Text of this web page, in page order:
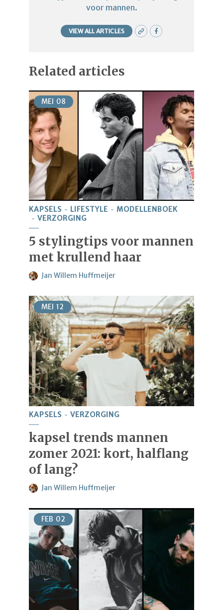
voor mannen.
VIEW ALL ARTICLES
Related articles
MEI 08
KAPSELS LIFESTYLE
MODELLENBOEK
VERZORGING
5 stylingtips voor mannen
met krullend haar
Jan Willem Huffmeijer
MEI 12
KAPSELS VERZORGING
kapsel trends mannen
zomer 2021: kort, halflang
of lang?
Jan Willem Huffmeijer
FEB 02